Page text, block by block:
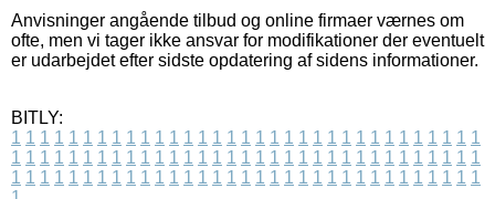
Anvisninger angående tilbud og online firmaer værnes om
ofte, men vi tager ikke ansvar for modifikationer der eventuelt
er udarbejdet efter sidste opdatering af sidens informationer.
BITLY:
1 1 1 1 1 1 1 1 1 1 1 1 1 1 1 1 1 1 1 1 1 1 1 1 1 1 1 1 1 1 1 1 1
1 1 1 1 1 1 1 1 1 1 1 1 1 1 1 1 1 1 1 1 1 1 1 1 1 1 1 1 1 1 1 1 1
1 1 1 1 1 1 1 1 1 1 1 1 1 1 1 1 1 1 1 1 1 1 1 1 1 1 1 1 1 1 1 1 1